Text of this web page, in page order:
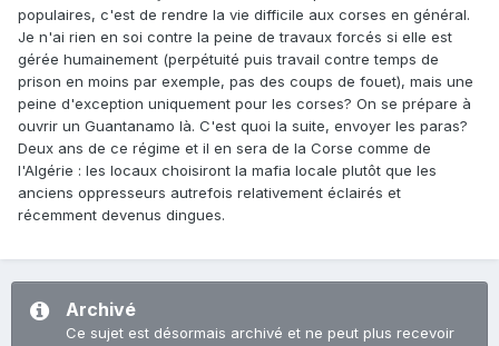
populaires, c'est de rendre la vie difficile aux corses en général.
Je n'ai rien en soi contre la peine de travaux forcés si elle est
gérée humainement (perpétuité puis travail contre temps de
prison en moins par exemple, pas des coups de fouet), mais une
peine d'exception uniquement pour les corses? On se prépare à
ouvrir un Guantanamo là. C'est quoi la suite, envoyer les paras?
Deux ans de ce régime et il en sera de la Corse comme de
l'Algérie : les locaux choisiront la mafia locale plutôt que les
anciens oppresseurs autrefois relativement éclairés et
récemment devenus dingues.
Archivé
Ce sujet est désormais archivé et ne peut plus recevoir